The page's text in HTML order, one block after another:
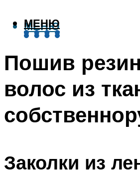
МЕНЮ
МЕНЮ
Пошив
волос из
Заколки из